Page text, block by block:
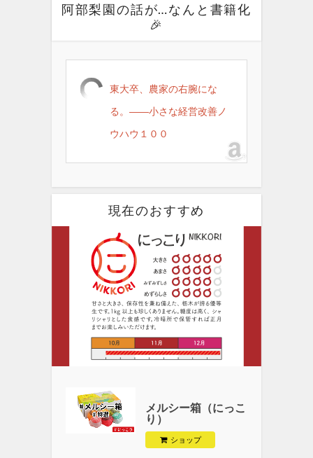
阿部梨園の話が…なんと書籍化
🎉
東大卒、農家の右腕にな
る。――小さな経営改善ノ
ウハウ１００
現在のおすすめ
メルシー箱（にっこ
り）
ショップ